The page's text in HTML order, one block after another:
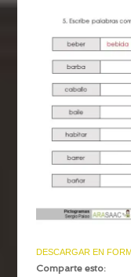
DESCARGAR EN
Comparte esto: